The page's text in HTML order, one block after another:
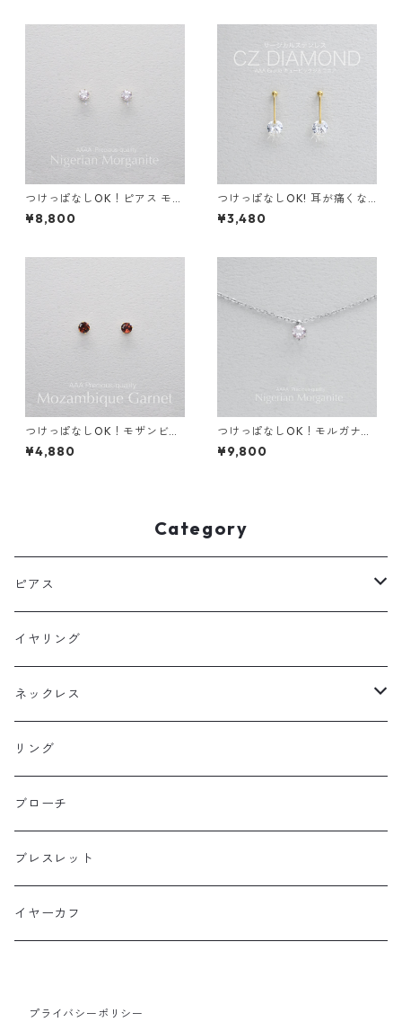
つけっぱなしOK！ピアス モル
ガナイト AAAA サージカルス
テンレス 金属アレルギー 誕生
¥8,800
つけっぱなしOK! 耳が痛くな
りにくいシンプルイヤリング 2
ways イヤーカフ AAAグレー
¥3,480
つけっぱなしOK！モザンビー
ク ガーネット ピアス サージカ
ルステンレス 金属アレルギー
¥4,880
つけっぱなしOK！モルガナイ
ト AAAA 一粒ネックレス 金属
アレルギー対応 サージカルス
¥9,800
Category
ピアス
フックピアス
スタッドピアス
ニュースタイル
イヤリング
ネックレス
ラージサイズ
ミドルサイズ
プチサイズ
横長タイプ
リング
ブローチ
ブレスレット
イヤーカフ
プライバシーポリシー